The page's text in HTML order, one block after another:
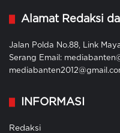
Alamat Redaksi
Jalan Polda No.88, Link
Serang Email:
INFORMASI
Redaksi